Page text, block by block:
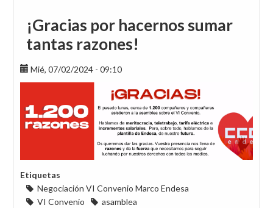
¡Gracias por hacernos sumar
tantas razones!
Mié, 07/02/2024 - 09:10
Etiquetas
Negociación VI Convenio Marco Endesa
VI Convenio
asamblea